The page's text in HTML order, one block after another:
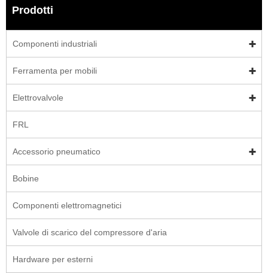
Prodotti
Componenti industriali
Ferramenta per mobili
Elettrovalvole
FRL
Accessorio pneumatico
Bobine
Componenti elettromagnetici
Valvole di scarico del compressore d'aria
Hardware per esterni